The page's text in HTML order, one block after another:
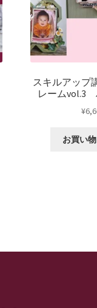
お
縄
ハ
ピ
わ
スキルアッ
レームvol.3
¥
お買い